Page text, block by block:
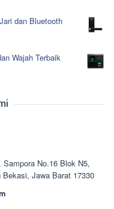
dan Bluetooth
Wajah Terbaik
No.16 Blok N5,
Jawa Barat 17330